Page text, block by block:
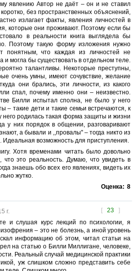
явлению Автор не даёт – он и не ставил
без пространственных объяснений,
излагает факты, явления личностей в
которые они проживают. Поэтому если бы
в реальности книга выглядела бы
Поэтому такую форму изложения нужно
понятным, что каждая из личностей не
и могла бы существовать в отдельном теле.
талантливы. Некоторые преступны,
очень умны, имеют сочувствие, желание
они брались, эти личности, из какого
спал, почему именно они – неизвестно.
Билли испытал сполна, не было у него
– такие дети и такие семьи встречаются, к
родилась такая форма защиты и жизни
у них порядок в общении, разговаривают
а бывали и ,,провалы'' – тогда никто из
Идеальная возможность для приступления.
Хотя временами читать было довольно
что это реальность. Думаю, что увидеть в
знаешь обо всех его явлениях, видеть их
жутко.
Оценка: 8
[ 23 ]
г.
и слушая курс лекций по психологии, я
– это не болезнь, а иной уровень
информацию об этом, читал статьи на
на статью о Билли Миллигане, человеке,
Реальный случай медицинской практики
уж слишком сложно представить себе